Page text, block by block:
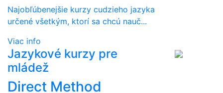
Najobľúbenejšie kurzy cudzieho jazyka
určené všetkým, ktorí sa chcú nauč...
Viac info
Jazykové kurzy pre
mládež
Direct Method